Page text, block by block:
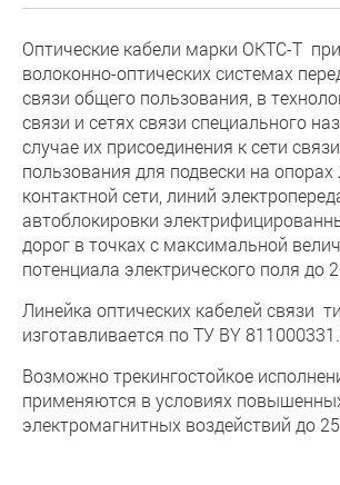
Оптические кабели марки ОКТС-Т
волоконно-оптических системах
связи общего пользования, в
связи и сетях связи специального
случае их присоединения к сети
пользования для подвески на опорах
контактной сети, линий
автоблокировки
дорог в точках с максимальной
потенциала электрического поля до
Линейка оптических кабелей связи
изготавливается по ТУ BY
Возможно трекингостойкое
применяются в условиях
электромагнитных воздействий до